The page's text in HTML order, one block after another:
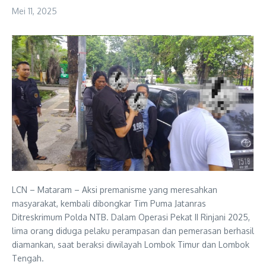
Mei 11, 2025
LCN – Mataram – Aksi premanisme yang meresahkan
masyarakat, kembali dibongkar Tim Puma Jatanras
Ditreskrimum Polda NTB. Dalam Operasi Pekat II Rinjani 2025,
lima orang diduga pelaku perampasan dan pemerasan berhasil
diamankan, saat beraksi diwilayah Lombok Timur dan Lombok
Tengah.